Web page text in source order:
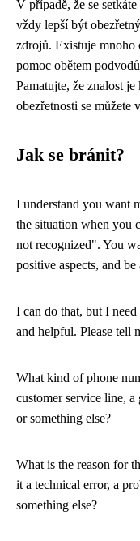
V případě, že se
vždy lepší být
zdrojů. Existuje mnoho
pomoc obětem
Pamatujte, že znalost
obezřetnosti se můžete
Jak se bránit?
I understand you want
the situation when you
not recognized". You
positive aspects, and
I can do that, but I
and helpful. Please tell
What kind of phone
customer service line,
or something else?
What is the reason for
it a technical error, a
something else?